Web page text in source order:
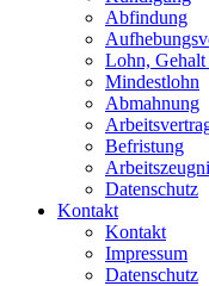
Abfindung
Lohn,
Mindestlohn
Abmahnung
Befristung
Datenschutz
Kontakt
Kontakt
Impressum
Datenschutz